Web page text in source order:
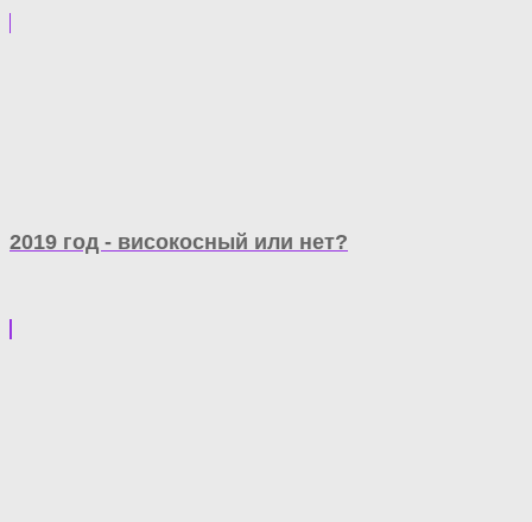
2019 год - високосный или нет?